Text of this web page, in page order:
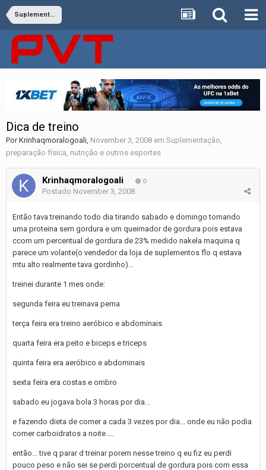
Suplementação, preparação física, nutrição e outros esportes
Dica de treino
PorKrinhaqmoralogoali November 3, 2008 em Suplementação,
preparação física, nutrição e outros esportes
Krinhaqmoralogoali 0
Postado November 3, 2008
Então tava treinando todo dia tirando sabado e domingo tomando
uma proteina sem gordura e um queimador de gordura pois estava
ccom um percentual de gordura de 23% medido nakela maquina q
parece um volante(o vendedor da loja de suplementos flo q estava
mtu alto realmente tava gordinho)...
treinei durante 1 mes onde:
segunda feira eu treinava perna
terça feira era treino aeróbico e abdominais
quarta feira era peito e biceps e triceps
quinta feira era aeróbico e abdominais
sexta feira era costas e ombro
sabado eu jogava bola 3 horas por dia...
e fazendo dieta de comer a cada 3 vezes por dia... onde eu não podia
comer carboidratos a noite.....
então... tive q parar d treinar porem nesse treino q eu fiz eu perdi
pouco peso e não sei se perdi porcentual de gordura pois com essa